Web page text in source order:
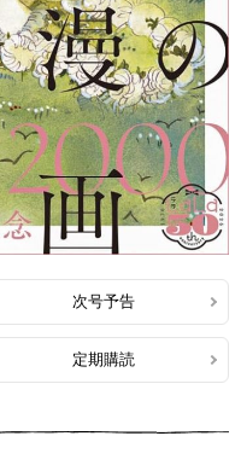
次号予告
定期購読